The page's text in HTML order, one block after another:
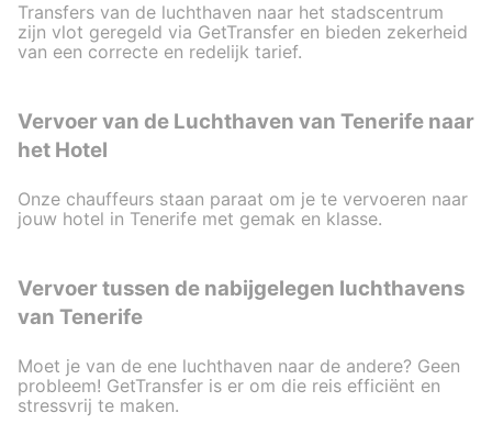
Transfers van de luchthaven naar het stadscentrum
zijn vlot geregeld via GetTransfer en bieden zekerheid
van een correcte en redelijk tarief.
Vervoer van de Luchthaven van Tenerife naar
het Hotel
Onze chauffeurs staan paraat om je te vervoeren naar
jouw hotel in Tenerife met gemak en klasse.
Vervoer tussen de nabijgelegen luchthavens
van Tenerife
Moet je van de ene luchthaven naar de andere? Geen
probleem! GetTransfer is er om die reis efficiënt en
stressvrij te maken.